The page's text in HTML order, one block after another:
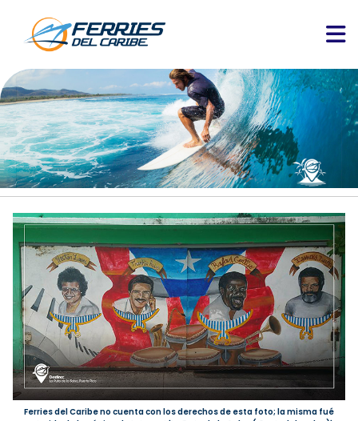
Ferries del Caribe no cuenta con los derechos de esta foto; la misma fué